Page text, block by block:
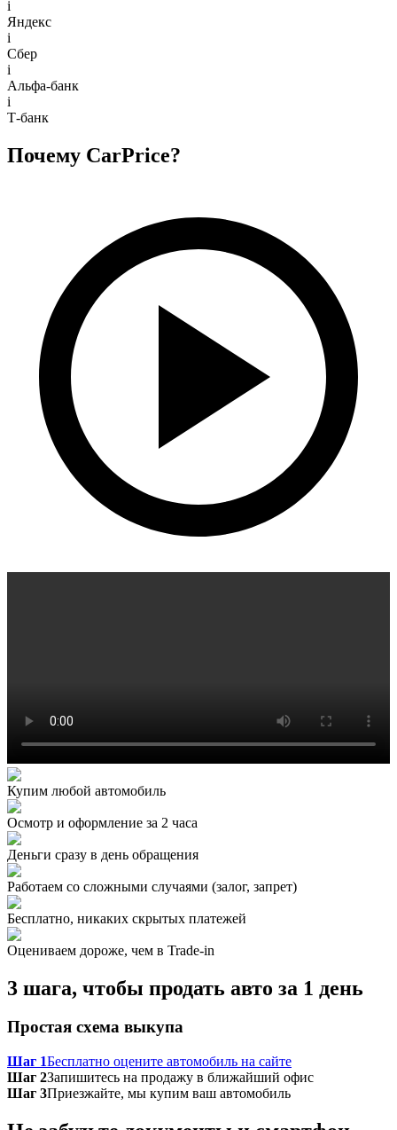
i
Яндекс
i
Сбер
i
Альфа-банк
i
Т-банк
Почему CarPrice?
Купим любой автомобиль
Осмотр и оформление за 2 часа
Деньги сразу в день обращения
Работаем со сложными случаями (залог, запрет)
Бесплатно, никаких скрытых платежей
Оцениваем дороже, чем в Trade‑in
3 шага, чтобы продать авто за 1 день
Простая схема выкупа
Шаг 1Бесплатно оцените автомобиль на сайте
Шаг 2Запишитесь на продажу в ближайший офис
Шаг 3Приезжайте, мы купим ваш автомобиль